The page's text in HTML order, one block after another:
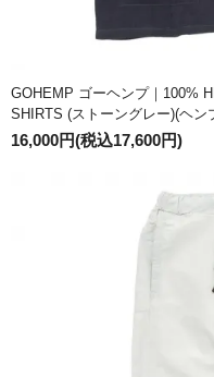
GOHEMP ゴーヘンプ｜100%
SHIRTS (ストーングレー)(ヘン
16,000円(税込17,600円)